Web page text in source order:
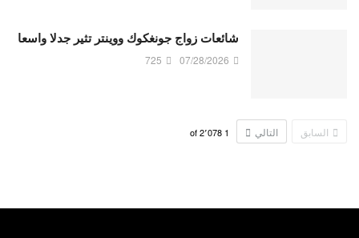
شائعات زواج جونغكوك ووينتر تثير جدلا واسعا
07/28/2026
725
السابق التالي 1 2٬078